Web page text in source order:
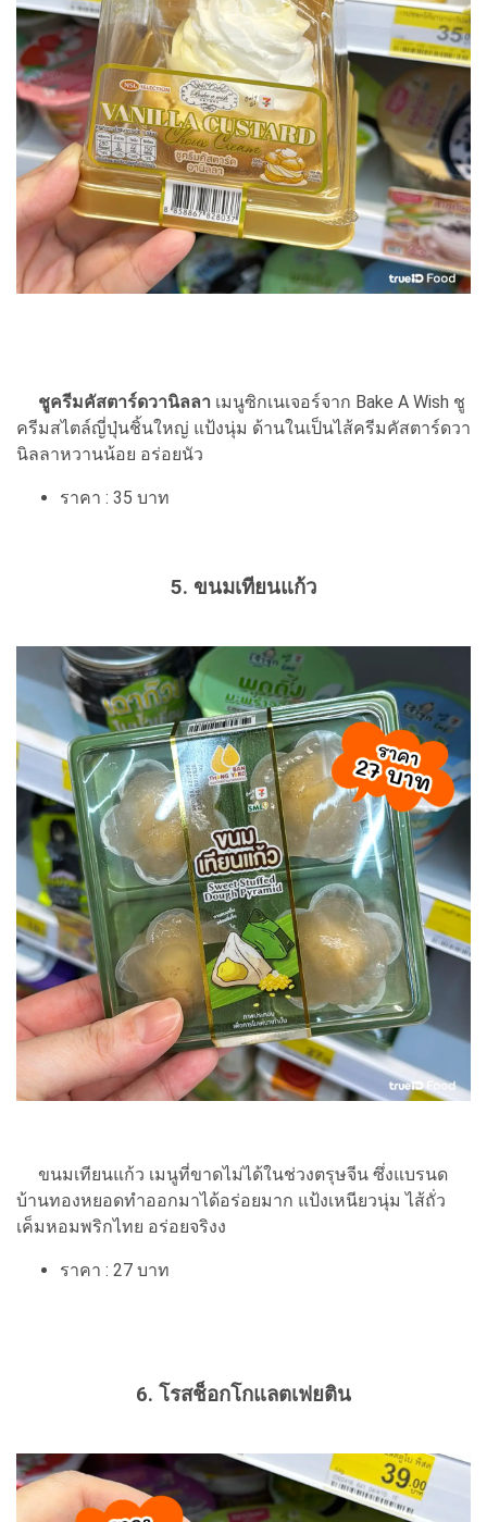
ชูครีมคัสตาร์ดวานิลลา เมนูซิกเนเจอร์จาก Bake A Wish ชู
ครีมสไตล์ญี่ปุ่นชิ้นใหญ่ แป้งนุ่ม ด้านในเป็นไส้ครีมคัสตาร์ดวา
นิลลาหวานน้อย อร่อยนัว
ราคา : 35 บาท
5. ขนมเทียนแก้ว
ขนมเทียนแก้ว เมนูที่ขาดไม่ได้ในช่วงตรุษจีน ซึ่งแบรนด
บ้านทองหยอดทำออกมาได้อร่อยมาก แป้งเหนียวนุ่ม ไส้ถั่ว
เค็มหอมพริกไทย อร่อยจริงง
ราคา : 27 บาท
6. โรสช็อกโกแลตเฟยติน